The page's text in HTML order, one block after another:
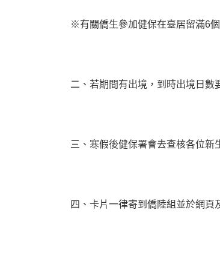
※有關僑生參加健保在臺居留滿6
二、若期間有出境，到時出境日數
三、寒假後健保署會去查核各位新
四、卡片一律寄到僑陸組並於網頁